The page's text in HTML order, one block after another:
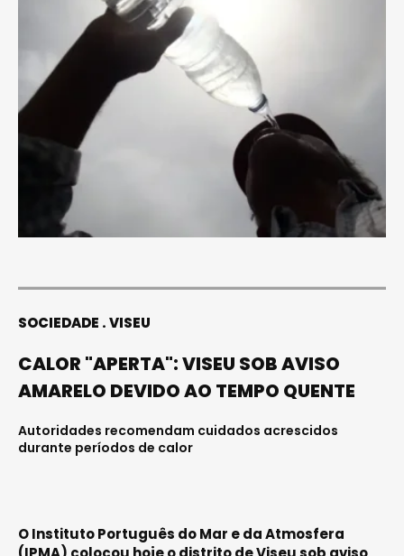
SOCIEDADE VISEU
CALOR "APERTA": VISEU SOB AVISO
AMARELO DEVIDO AO TEMPO QUENTE
Autoridades recomendam cuidados acrescidos
durante períodos de calor
O Instituto Português do Mar e da Atmosfera